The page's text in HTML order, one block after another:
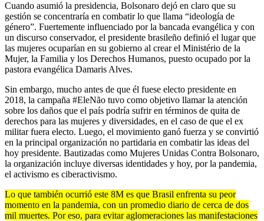
Cuando asumió la presidencia, Bolsonaro dejó en claro que su
gestión se concentraría en combatir lo que llama “ideología de
género”. Fuertemente influenciado por la bancada evangélica y con
un discurso conservador, el presidente brasileño definió el lugar que
las mujeres ocuparían en su gobierno al crear el Ministério de la
Mujer, la Familia y los Derechos Humanos, puesto ocupado por la
pastora evangélica Damaris Alves.
Sin embargo, mucho antes de que él fuese electo presidente en
2018, la campaña #EleNão tuvo como objetivo llamar la atención
sobre los daños que el país podría sufrir en términos de quita de
derechos para las mujeres y diversidades, en el caso de que el ex
militar fuera electo. Luego, el movimiento ganó fuerza y se convirtió
en la principal organización no partidaria en combatir las ideas del
hoy presidente. Bautizadas como Mujeres Unidas Contra Bolsonaro,
la organización incluye diversas identidades y hoy, por la pandemia,
el activismo es ciberactivismo.
Lo que también ocurrió este 8M es que Brasil enfrenta su peor
momento en la pandemia, con un promedio diario de cerca de dos
mil muertes. Por eso, para evitar aglomeraciones las manifestaciones